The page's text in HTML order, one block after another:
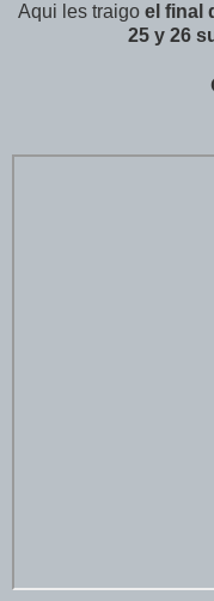
Aqui les traigo el final
25 y 26